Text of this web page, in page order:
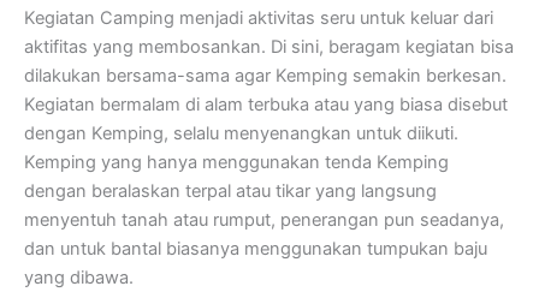
Kegiatan Camping menjadi aktivitas seru untuk keluar dari
aktifitas yang membosankan. Di sini, beragam kegiatan bisa
dilakukan bersama-sama agar Kemping semakin berkesan.
Kegiatan bermalam di alam terbuka atau yang biasa disebut
dengan Kemping, selalu menyenangkan untuk diikuti.
Kemping yang hanya menggunakan tenda Kemping
dengan beralaskan terpal atau tikar yang langsung
menyentuh tanah atau rumput, penerangan pun seadanya,
dan untuk bantal biasanya menggunakan tumpukan baju
yang dibawa.